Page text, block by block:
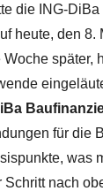
n
C
W
die ING-DiBa
heute, den 8.
später,
für die
was
nach